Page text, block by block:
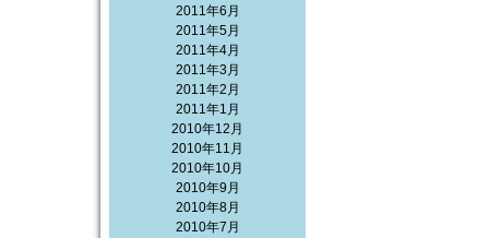
2011年6月
2011年5月
2011年4月
2011年3月
2011年2月
2011年1月
2010年12月
2010年11月
2010年10月
2010年9月
2010年8月
2010年7月